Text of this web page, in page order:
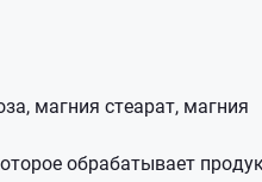
магния стеарат, магния
обрабатывает